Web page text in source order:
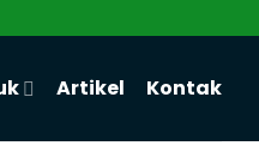
Artikel Kontak